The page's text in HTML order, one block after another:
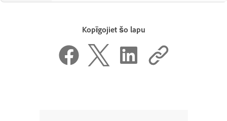
Kopīgojiet šo lapu